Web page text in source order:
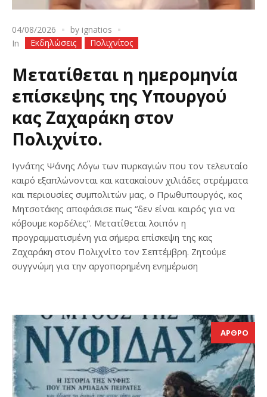
04/08/2026 by ignatios
In
Εκδηλώσεις Πολιχνίτος
Μετατίθεται η ημερομηνία
επίσκεψης της Υπουργού
κας Ζαχαράκη στον
Πολιχνίτο.
Ιγνάτης Ψάνης Λόγω των πυρκαγιών που τον τελευταίο
καιρό εξαπλώνονται και κατακαίουν χιλιάδες στρέμματα
και περιουσίες συμπολιτών μας, ο Πρωθυπουργός, κος
Μητσοτάκης αποφάσισε πως “δεν είναι καιρός για να
κόβουμε κορδέλες”. Μετατίθεται λοιπόν η
προγραμματισμένη για σήμερα επίσκεψη της κας
Ζαχαράκη στον Πολιχνίτο τον Σεπτέμβρη. Ζητούμε
συγγνώμη για την αργοπορημένη ενημέρωση
ΑΡΘΡΟ